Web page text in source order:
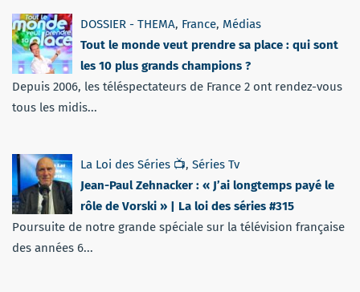
DOSSIER - THEMA, France, Médias
Tout le monde veut prendre sa place : qui sont
les 10 plus grands champions ?
Depuis 2006, les téléspectateurs de France 2 ont rendez-vous
tous les midis...
La Loi des Séries 📺, Séries Tv
Jean-Paul Zehnacker : « J’ai longtemps payé le
rôle de Vorski » | La loi des séries #315
Poursuite de notre grande spéciale sur la télévision française
des années 6...